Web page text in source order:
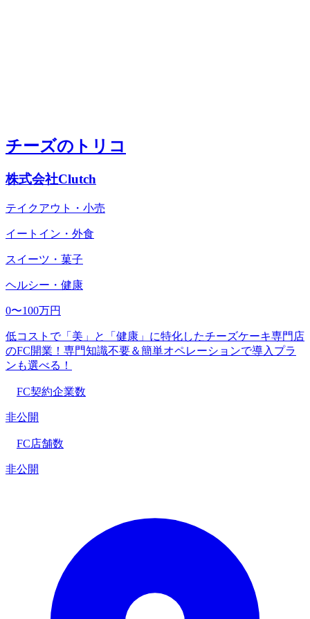
チーズのトリコ
株式会社Clutch
テイクアウト・小売
イートイン・外食
スイーツ・菓子
ヘルシー・健康
0〜100万円
低コストで「美」と「健康」に特化したチーズケーキ専門店
のFC開業！専門知識不要＆簡単オペレーションで導入プラ
ンも選べる！
FC契約企業数
非公開
FC店舗数
非公開